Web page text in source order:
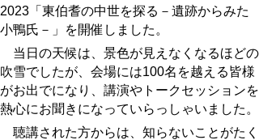
2023「東伯耆の中世を探る－遺跡からみた
小鴨氏－」を開催しました。
当日の天候は、景色が見えなくなるほどの
吹雪でしたが、会場には100名を越える皆様
がお出でになり、講演やトークセッションを
熱心にお聞きになっていらっしゃいました。
聴講された方からは、知らないことがたく